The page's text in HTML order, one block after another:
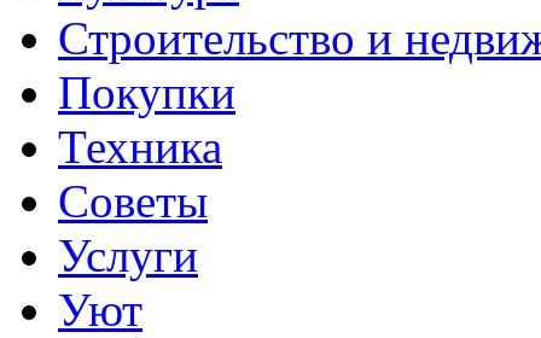
Строительство и
Покупки
Техника
Советы
Услуги
Уют